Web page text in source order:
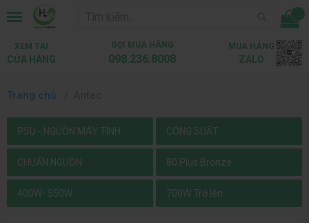
...
XEM TẠI
CỬA HÀNG
GỌI MUA HÀNG
098.236.8008
MUA HÀNG
ZALO
Trang chủ
PSU - NGUỒN MÁY TÍNH CÔNG SUẤT
CHUẨN NGUỒN 80 Plus Bronze
400W- 550W 700W Trở lên